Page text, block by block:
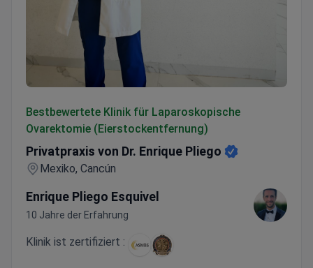
Bestbewertete Klinik für Laparoskopische
Ovarektomie (Eierstockentfernung)
Privatpraxis von Dr. Enrique Pliego
Mexiko, Cancún
Enrique Pliego Esquivel
10 Jahre der Erfahrung
Klinik ist zertifiziert :